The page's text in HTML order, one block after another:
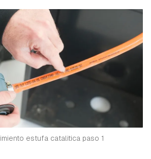
estufa catalitica paso 1